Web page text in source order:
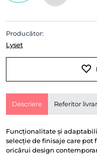
Producător:
Lyset
Descriere Referitor
Funcționalitate și
selecție de finisaje care pot
oricărui design